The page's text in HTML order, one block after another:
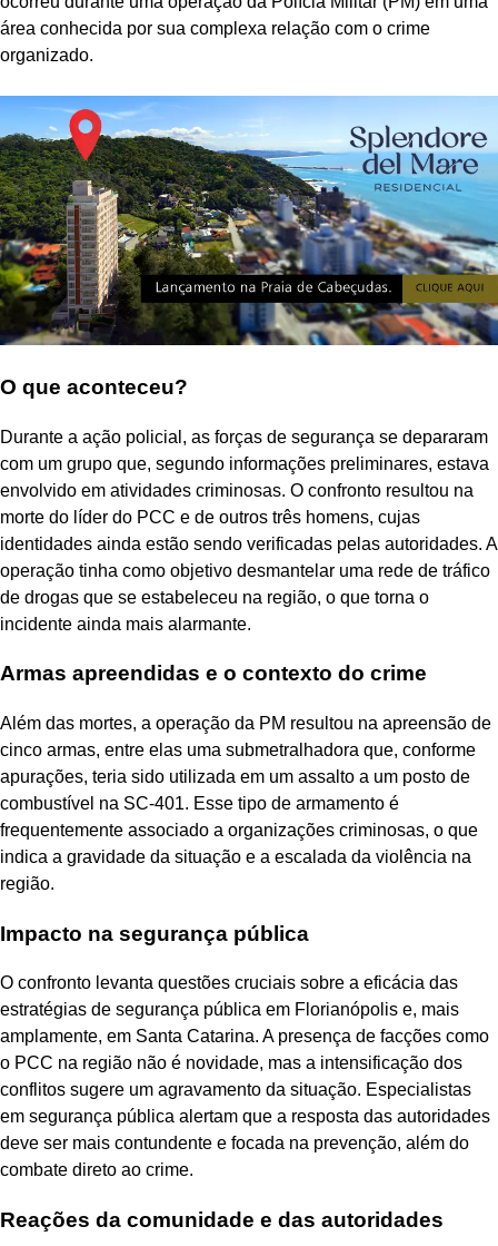
área conhecida por sua complexa relação com o crime
organizado.
O que aconteceu?
Durante a ação policial, as forças de segurança se depararam
com um grupo que, segundo informações preliminares, estava
envolvido em atividades criminosas. O confronto resultou na
morte do líder do PCC e de outros três homens, cujas
identidades ainda estão sendo verificadas pelas autoridades. A
operação tinha como objetivo desmantelar uma rede de tráfico
de drogas que se estabeleceu na região, o que torna o
incidente ainda mais alarmante.
Armas apreendidas e o contexto do crime
Além das mortes, a operação da PM resultou na apreensão de
cinco armas, entre elas uma submetralhadora que, conforme
apurações, teria sido utilizada em um assalto a um posto de
combustível na SC-401. Esse tipo de armamento é
frequentemente associado a organizações criminosas, o que
indica a gravidade da situação e a escalada da violência na
região.
Impacto na segurança pública
O confronto levanta questões cruciais sobre a eficácia das
estratégias de segurança pública em Florianópolis e, mais
amplamente, em Santa Catarina. A presença de facções como
o PCC na região não é novidade, mas a intensificação dos
conflitos sugere um agravamento da situação. Especialistas
em segurança pública alertam que a resposta das autoridades
deve ser mais contundente e focada na prevenção, além do
combate direto ao crime.
Reações da comunidade e das autoridades